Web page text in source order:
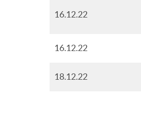
16.12.22
16.12.22
18.12.22